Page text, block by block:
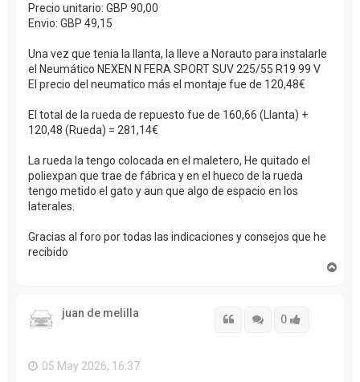
Precio unitario: GBP 90,00
Envio: GBP 49,15
Una vez que tenia la llanta, la lleve a Norauto para instalarle
el Neumático NEXEN N FERA SPORT SUV 225/55 R19 99 V
El precio del neumatico más el montaje fue de 120,48€
El total de la rueda de repuesto fue de 160,66 (Llanta) +
120,48 (Rueda) = 281,14€
La rueda la tengo colocada en el maletero, He quitado el
poliexpan que trae de fábrica y en el hueco de la rueda
tengo metido el gato y aun que algo de espacio en los
laterales.
Gracias al foro por todas las indicaciones y consejos que he
recibido
juan de melilla Citar 0
Citar
05 May 2026, 16:37